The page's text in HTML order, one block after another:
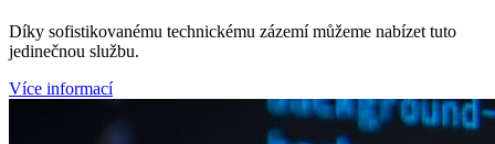
Díky sofistikovanému technickému zázemí můžeme nabízet tuto
jedinečnou službu.
Více informací